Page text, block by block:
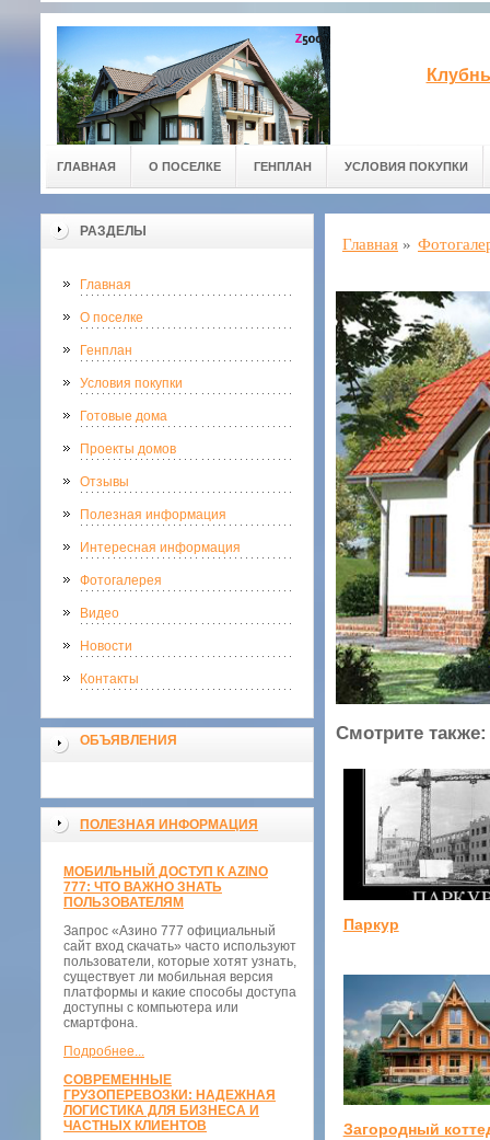
ГЛАВНАЯ О ПОСЕЛКЕ ГЕНПЛАН УСЛОВИЯ ПОКУПКИ
РАЗДЕЛЫ
Главная
О поселке
Генплан
Условия покупки
Готовые дома
Проекты домов
Отзывы
Полезная информация
Интересная информация
Фотогалерея
Видео
Новости
Контакты
ОБЪЯВЛЕНИЯ
ПОЛЕЗНАЯ ИНФОРМАЦИЯ
МОБИЛЬНЫЙ ДОСТУП К AZINO
777: ЧТО ВАЖНО ЗНАТЬ
ПОЛЬЗОВАТЕЛЯМ
Запрос «Азино 777 официальный
сайт вход скачать» часто используют
пользователи, которые хотят узнать,
существует ли мобильная версия
платформы и какие способы доступа
доступны с компьютера или
смартфона.
Подробнее...
СОВРЕМЕННЫЕ
ГРУЗОПЕРЕВОЗКИ: НАДЕЖНАЯ
ЛОГИСТИКА ДЛЯ БИЗНЕСА И
ЧАСТНЫХ КЛИЕНТОВ
Главная »
Смотрите также:
Паркур
Загородный